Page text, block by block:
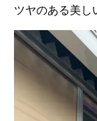
ツヤのある美し